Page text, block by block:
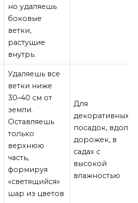
но удаляешь
боковые
ветки,
растущие
внутрь.
Удаляешь все
ветки ниже
30–40 см от
земли.
Оставляешь
только
верхнюю
часть,
формируя
«светящийся»
шар из цветов
Для
декоративных
посадок, вдоль
дорожек, в
садах с
высокой
влажностью